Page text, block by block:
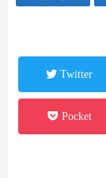
Twitter
Pocket